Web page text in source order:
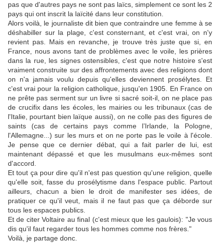
pas que d'autres pays ne sont pas laïcs, simplement ce sont les 2
pays qui ont inscrit la laïcité dans leur constitution.
Alors voilà, le journaliste dit bien que contraindre une femme à se
déshabiller sur la plage, c'est consternant, et c'est vrai, on n'y
revient pas. Mais en revanche, je trouve très juste que si, en
France, nous avons tant de problèmes avec le voile, les prières
dans la rue, les signes ostensibles, c'est que notre histoire s'est
vraiment construite sur des affrontements avec des religions dont
on n'a jamais voulu depuis qu'elles deviennent prosélytes. Et
c'est vrai pour la religion catholique, jusqu'en 1905. En France on
ne prête pas serment sur un livre si sacré soit-il, on ne place pas
de crucifix dans les écoles, les mairies ou les tribunaux (cas de
l'Italie, pourtant bien laïque aussi), on ne colle pas des figures de
saints (cas de certains pays comme l’Irlande, la Pologne,
l'Allemagne...) sur les murs et on ne porte pas le voile à l'école.
Je pense que ce dernier débat, qui a fait parler de lui, est
maintenant dépassé et que les musulmans eux-mêmes sont
d'accord.
Et tout ça pour dire qu'il n'est pas question qu'une religion, quelle
qu'elle soit, fasse du prosélytisme dans l'espace public. Partout
ailleurs, chacun a bien le droit de manifester ses idées, de
pratiquer ce qu'il veut, mais il ne faut pas que ça déborde sur
tous les espaces publics.
Et de citer Voltaire au final (c'est mieux que les gaulois): "Je vous
dis qu'il faut regarder tous les hommes comme nos frères."
Voilà, je partage donc.